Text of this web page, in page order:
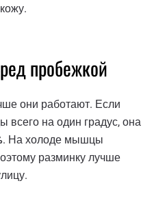
пробежкой
они работают. Если
всего на один градус, она
. На холоде мышцы
разминку лучше